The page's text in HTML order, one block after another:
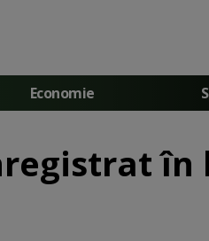
Economie
în